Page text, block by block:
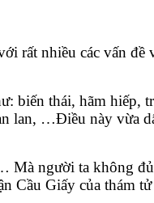
rất nhiều các vấn
biến thái, hãm hiếp,
lan, …Điều này vừa
Mà người ta không
Cầu Giấy của thám